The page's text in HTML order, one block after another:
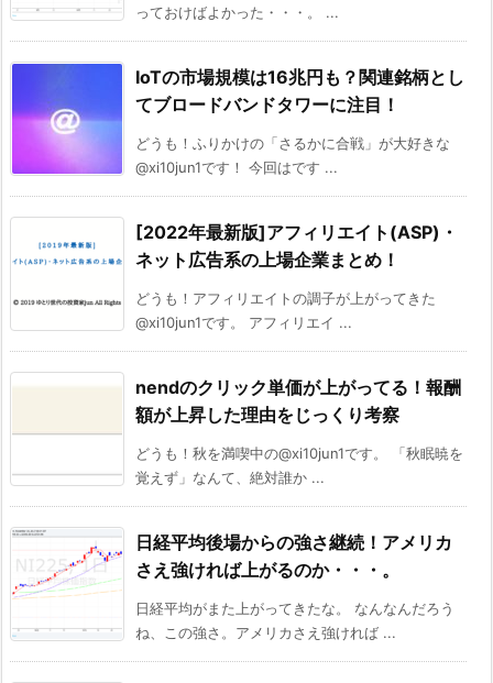
っておけばよかった・・・。 ...
IoTの市場規模は16兆円も？関連銘柄とし
てブロードバンドタワーに注目！
どうも！ふりかけの「さるかに合戦」が大好きな
@xi10jun1です！ 今回はです ...
[2022年最新版]アフィリエイト(ASP)・
ネット広告系の上場企業まとめ！
どうも！アフィリエイトの調子が上がってきた
@xi10jun1です。 アフィリエイ ...
nendのクリック単価が上がってる！報酬
額が上昇した理由をじっくり考察
どうも！秋を満喫中の@xi10jun1です。 「秋眠暁を
覚えず」なんて、絶対誰か ...
日経平均後場からの強さ継続！アメリカ
さえ強ければ上がるのか・・・。
日経平均がまた上がってきたな。 なんなんだろう
ね、この強さ。アメリカさえ強ければ ...